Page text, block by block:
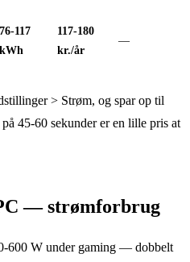
76-117
kWh
117-180
kr./år
—
> Strøm, og spar op til
45-60 sekunder er en lille pris at
— strømforbrug
600 W under gaming — dobbelt